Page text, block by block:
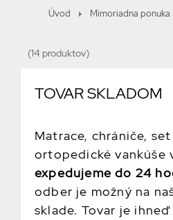
Úvod
Mimoriadna ponuka
(14 produktov)
TOVAR SKLADOM
Matrace, chrániče,
ortopedické
expedujeme do 24
odber je možný na
sklade. Tovar je